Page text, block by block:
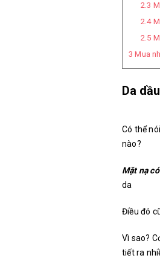
2.3
2.4
2.5
3 Mua
Da
Có thể
nào?
Mặt nạ
da
Điều đó
Vì sao?
tiết ra